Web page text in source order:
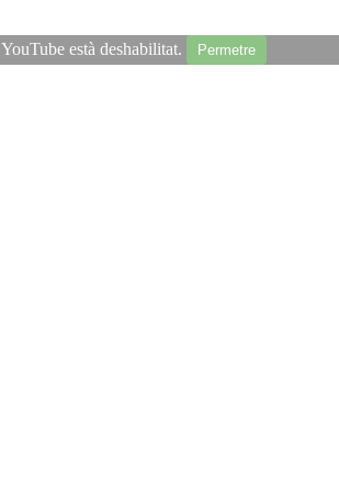
YouTube està deshabilitat.
Permetre